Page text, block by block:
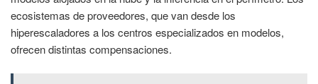
ecosistemas de proveedores, que van desde los
hiperescaladores a los centros especializados en modelos,
ofrecen distintas compensaciones.